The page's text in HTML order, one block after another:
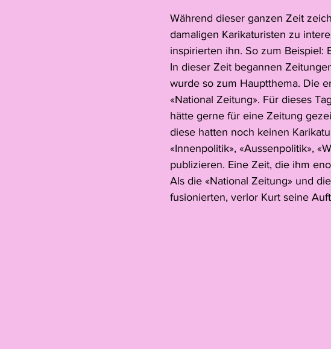
Während dieser ganzen Zeit
damaligen Karikaturisten zu
inspirierten ihn. So zum Beispiel:
In dieser Zeit begannen
wurde so zum Hauptthema. Die
«National Zeitung». Für dieses
hätte gerne für eine Zeitung
diese hatten noch keinen
«Innenpolitik», «Aussenpolitik»,
publizieren. Eine Zeit, die ihm
Als die «National Zeitung» und
fusionierten, verlor Kurt seine